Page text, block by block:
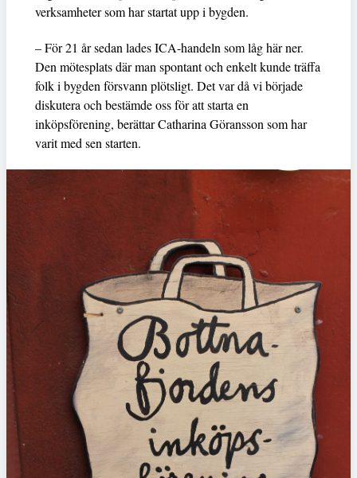
verksamheter som har startat upp i bygden.
– För 21 år sedan lades ICA-handeln som låg här ner.
Den mötesplats där man spontant och enkelt kunde träffa
folk i bygden försvann plötsligt. Det var då vi började
diskutera och bestämde oss för att starta en
inköpsförening, berättar Catharina Göransson som har
varit med sen starten.